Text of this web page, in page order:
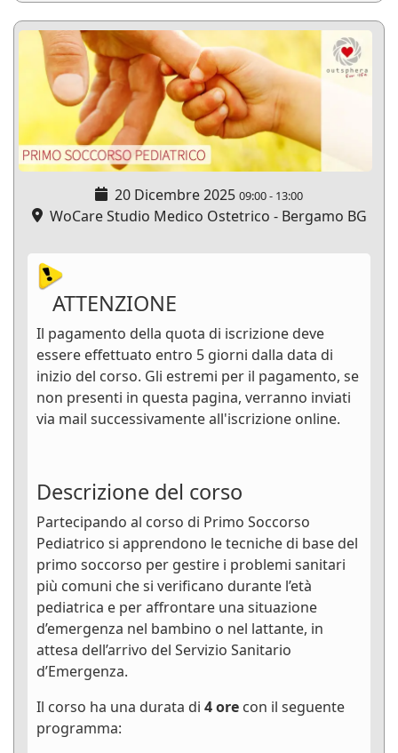
20 Dicembre 2025 09:00- 13:00
WoCare Studio Medico Ostetrico - Bergamo BG
ATTENZIONE
Il pagamento della quota di iscrizione deve
essere effettuato entro 5 giorni dalla data di
inizio del corso. Gli estremi per il pagamento, se
non presenti in questa pagina, verranno inviati
via mail successivamente all'iscrizione online.
Descrizione del corso
Partecipando al corso di Primo Soccorso
Pediatrico si apprendono le tecniche di base del
primo soccorso per gestire i problemi sanitari
più comuni che si verificano durante l’età
pediatrica e per affrontare una situazione
d’emergenza nel bambino o nel lattante, in
attesa dell’arrivo del Servizio Sanitario
d’Emergenza.
Il corso ha una durata di 4 ore con il seguente
programma: